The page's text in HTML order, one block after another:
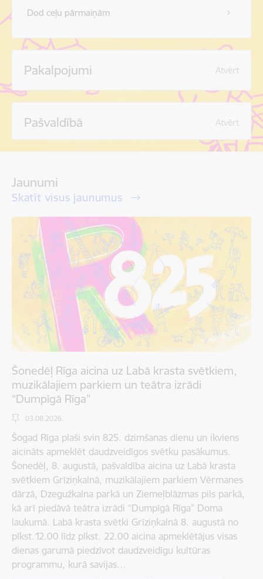
Dod ceļu pārmaiņām
Pakalpojumi Atvērt
Pašvaldībā Atvērt
Jaunumi
Skatīt visus jaunumus
Šonedēļ Rīga aicina uz Labā krasta svētkiem,
muzikālajiem parkiem un teātra izrādi
“Dumpīgā Rīga”
03.08.2026.
Šogad Rīga plaši svin 825. dzimšanas dienu un ikviens
aicināts apmeklēt daudzveidīgos svētku pasākumus.
Šonedēļ, 8. augustā, pašvaldība aicina uz Labā krasta
svētkiem Grīziņkalnā, muzikālajiem parkiem Vērmanes
dārzā, Dzegužkalna parkā un Ziemeļblāzmas pils parkā,
kā arī piedāvā teātra izrādi “Dumpīgā Rīga” Doma
laukumā. Labā krasta svētki Grīziņkalnā 8. augustā no
plkst.12.00 līdz plkst. 22.00 aicina apmeklētājus visas
dienas garumā piedzīvot daudzveidīgu kultūras
programmu, kurā savijas…